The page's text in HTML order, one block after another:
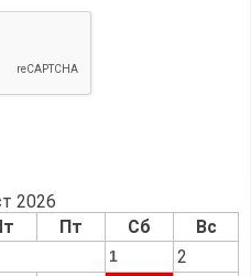
2026
Пт Сб Вс
1
2